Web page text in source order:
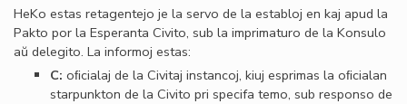
HeKo estas retagentejo je la servo de la establoj en kaj apud la
Pakto por la Esperanta Civito, sub la imprimaturo de la Konsulo
aŭ delegito. La informoj estas:
C: oﬁcialaj de la Civitaj instancoj, kiuj esprimas la oﬁcialan
starpunkton de la Civito pri specifa temo, sub responso de